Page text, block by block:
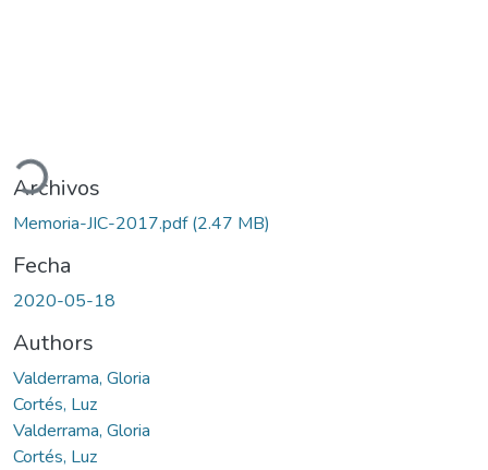
Archivos
Memoria-JIC-2017.pdf(2.47 MB)
Fecha
2020-05-18
Authors
Valderrama, Gloria
Cortés, Luz
Valderrama, Gloria
Cortés, Luz